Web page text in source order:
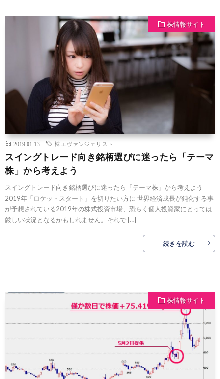
株情報サイト
2019.01.13 株エヴァンジェリスト
スイングトレード向き銘柄選びに迷ったら「テーマ
株」から考えよう
スイングトレード向き銘柄選びに迷ったら「テーマ株」から考えよう
2019年「ロケットスタート」を切りたい方に 世界経済成長が鈍化する事
が予想されている2019年の株式投資市場、恐らく個人投資家にとっては
厳しい状況となるかもしれません。それで […]
続きを読む
株情報サイト